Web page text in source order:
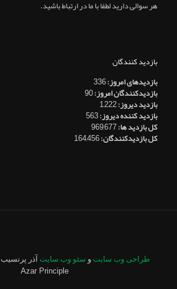
هر سوالی دارید لطفا با ما در ارتباط باشید.
بازدید کنندگان
بازدیدهای امروز:336
بازدیدکنندگان امروز:90
بازدید دیروز:1,222
بازدید کننده دیروز:563
کل بازدید ها:969,677
کل بازدیدکنند‌گان:164,456
طراحی وب سایت و سئو وب سایت آذر پرنسیب
Azar Principle